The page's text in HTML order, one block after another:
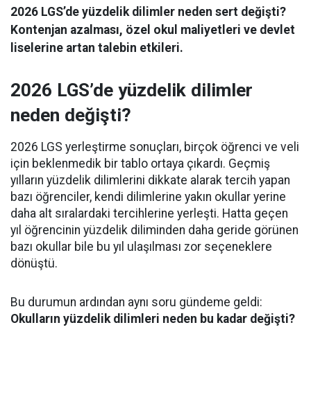
2026 LGS’de yüzdelik dilimler neden sert değişti?
Kontenjan azalması, özel okul maliyetleri ve devlet
liselerine artan talebin etkileri.
2026 LGS’de yüzdelik dilimler
neden değişti?
2026 LGS yerleştirme sonuçları, birçok öğrenci ve veli
için beklenmedik bir tablo ortaya çıkardı. Geçmiş
yılların yüzdelik dilimlerini dikkate alarak tercih yapan
bazı öğrenciler, kendi dilimlerine yakın okullar yerine
daha alt sıralardaki tercihlerine yerleşti. Hatta geçen
yıl öğrencinin yüzdelik diliminden daha geride görünen
bazı okullar bile bu yıl ulaşılması zor seçeneklere
dönüştü.
Bu durumun ardından aynı soru gündeme geldi:
Okulların yüzdelik dilimleri neden bu kadar değişti?